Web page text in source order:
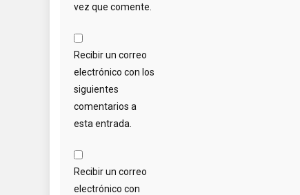
vez que comente.
Recibir un correo
electrónico con los
siguientes
comentarios a
esta entrada.
Recibir un correo
electrónico con